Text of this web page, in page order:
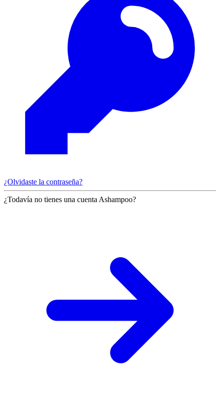
¿Olvidaste la contraseña?
¿Todavía no tienes una cuenta Ashampoo?